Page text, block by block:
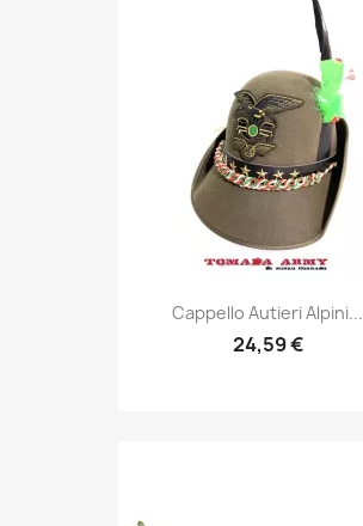
Anteprima
Cappello Autieri Alpini...
24,59 €